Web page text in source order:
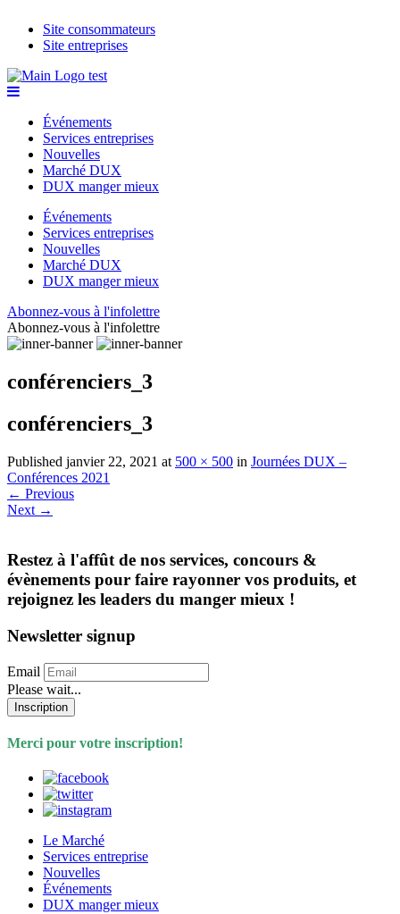
Site consommateurs
Site entreprises
Événements
Services entreprises
Nouvelles
Marché DUX
DUX manger mieux
Événements
Services entreprises
Nouvelles
Marché DUX
DUX manger mieux
Abonnez-vous à l'infolettre
Abonnez-vous à l'infolettre
conférenciers_3
conférenciers_3
Published janvier 22, 2021 at 500 × 500 in Journées DUX –
Conférences 2021
← Previous
Next →
Restez à l'affût de nos services, concours &
évènements pour faire rayonner vos produits, et
rejoignez les leaders du manger mieux !
Newsletter signup
Email
Please wait...
Inscription
Merci pour votre inscription!
Le Marché
Services entreprise
Nouvelles
Événements
DUX manger mieux